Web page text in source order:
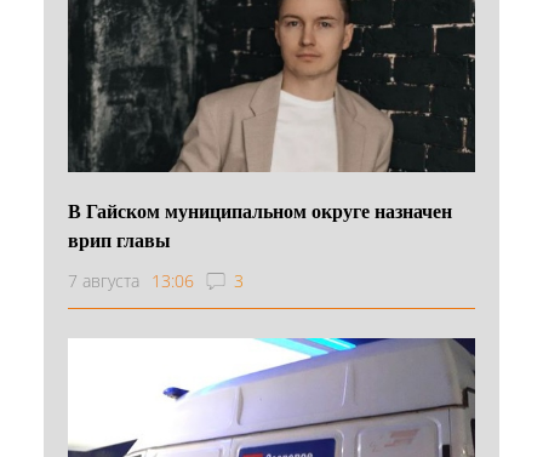
В Гайском муниципальном округе назначен
врип главы
7 августа 13:06 3